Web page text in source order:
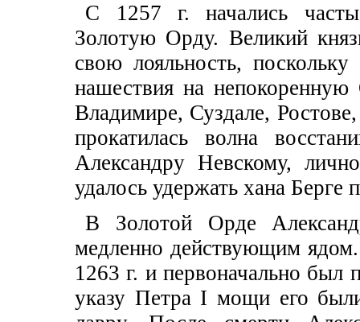
С 1257 г. начались
Золотую Орду. Великий
свою лояльность, поскольку
нашествия на
Владимире, Суздале,
прокатилась волна
Александру Невскому,
удалось удержать хана Берге
В Золотой Орде
медленно действующим
1263 г. и первоначально
указу Петра I мощи его